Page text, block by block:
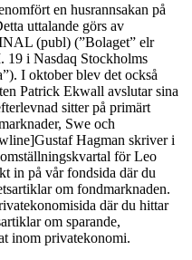
en husrannsakan på
uttalande görs av
(publ) (”Bolaget” elr
19 i Nasdaq Stockholms
I oktober blev det också
Patrick Ekwall avslutar sina
sitter på primärt
Swe och
Hagman skriver i
för Leo
in på vår fondsida där du
om fondmarknaden.
där du hittar
om sparande,
inom privatekonomi.